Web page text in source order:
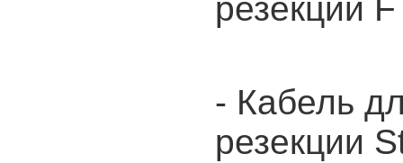
резекции
- Кабель
резекции